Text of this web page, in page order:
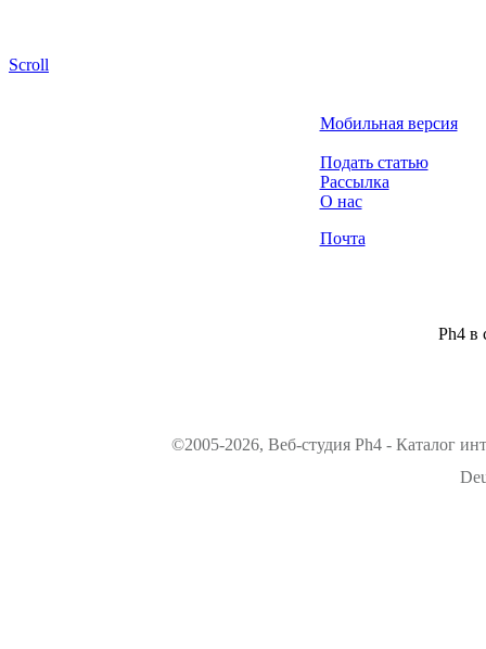
Scroll
Мобильная версия
Подать статью
Рассылка
О нас
Почта
Ph4 в
©2005-2026, Веб-студия Ph4 - Каталог